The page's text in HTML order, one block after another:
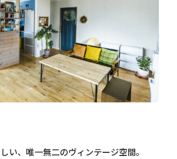
い、唯一無二のヴィンテージ空間。